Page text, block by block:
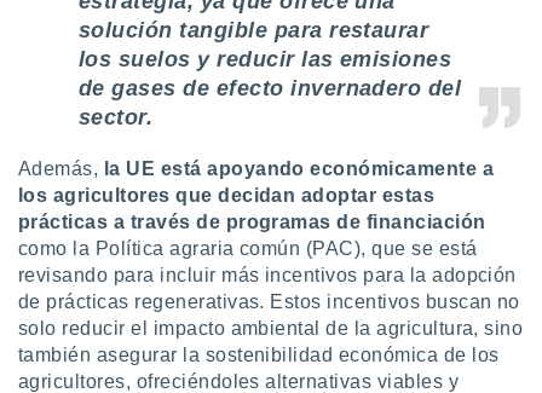
solución tangible para restaurar
los suelos y reducir las emisiones
de gases de efecto invernadero del
sector.
Además, la UE está apoyando económicamente a
los agricultores que decidan adoptar estas
prácticas a través de programas de financiación
como la Política agraria común (PAC), que se está
revisando para incluir más incentivos para la adopción
de prácticas regenerativas. Estos incentivos buscan no
solo reducir el impacto ambiental de la agricultura, sino
también asegurar la sostenibilidad económica de los
agricultores, ofreciéndoles alternativas viables y